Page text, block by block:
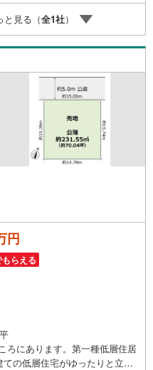
物件も併せてご紹介可能ですの
い♪駐車場もございますの
です！
と見る（全1社）
円
らえる
ろにあります。第一種低層住居
の低層住宅がゆったりと立ち